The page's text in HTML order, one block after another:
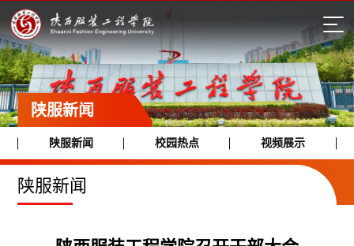
陕服新闻
陕服新闻 校园热点 视频展示
陕服新闻